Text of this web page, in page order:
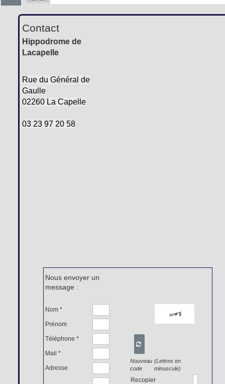
Contact
Hippodrome de
Lacapelle
Rue du Général de
Gaulle
02260 La Capelle
03 23 97 20 58
Nous envoyer un
message :
Nom *
Prénom
Téléphone *
Mail *
Adresse

Nouveau
code
(Lettres en
minuscule)
Recopier